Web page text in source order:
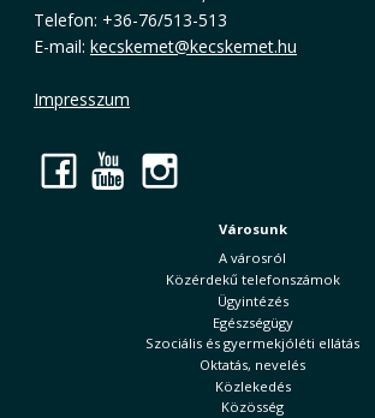
Telefon: +36-76/513-513
E-mail: kecskemet@kecskemet.hu
Impresszum
Facebook
YouTube
Városunk
A városról
Közérdekű telefonszámok
Ügyintézés
Egészségügy
Szociális és gyermekjóléti ellátás
Oktatás, nevelés
Közlekedés
Közösség